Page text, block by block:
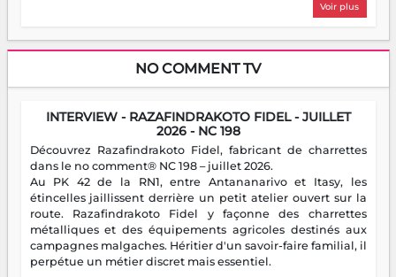
Voir plus
NO COMMENT TV
INTERVIEW - RAZAFINDRAKOTO FIDEL - JUILLET
2026 - NC 198
Découvrez Razafindrakoto Fidel, fabricant de charrettes
dans le no comment® NC 198 – juillet 2026.
Au PK 42 de la RN1, entre Antananarivo et Itasy, les
étincelles jaillissent derrière un petit atelier ouvert sur la
route. Razafindrakoto Fidel y façonne des charrettes
métalliques et des équipements agricoles destinés aux
campagnes malgaches. Héritier d'un savoir-faire familial, il
perpétue un métier discret mais essentiel.